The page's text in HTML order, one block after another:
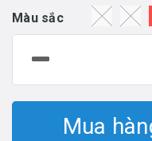
Màu sắc
Mua